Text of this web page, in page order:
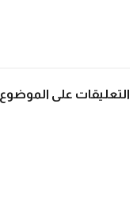
التعليقات على الموضوع